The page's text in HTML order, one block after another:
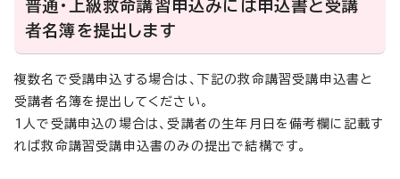
普通・上級救命講習申込みには申込書と受講
者名簿を提出します
複数名で受講申込する場合は、下記の救命講習受講申込書と
受講者名簿を提出してください。
1人で受講申込の場合は、受講者の生年月日を備考欄に記載す
れば救命講習受講申込書のみの提出で結構です。